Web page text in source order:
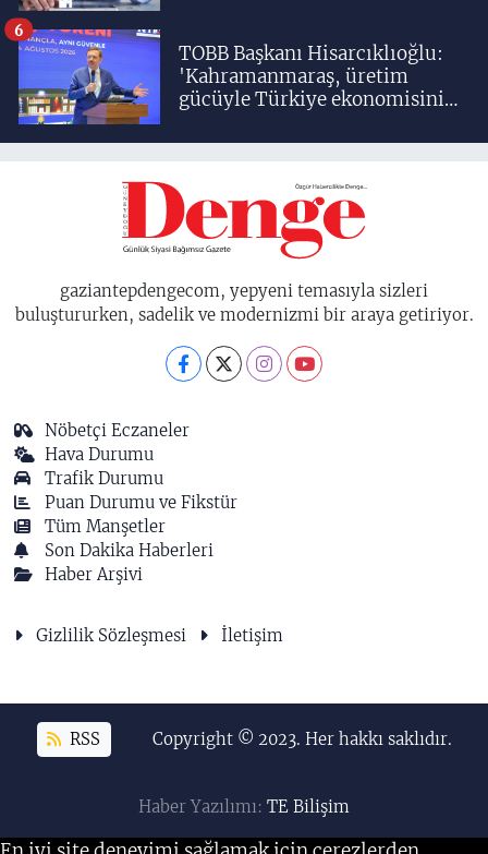
TOBB Başkanı Hisarcıklıoğlu:
'Kahramanmaraş, üretim
gücüyle Türkiye ekonomisinin
birisidir'
6
gaziantepdengecom, yepyeni temasıyla sizleri
buluştururken, sadelik ve modernizmi bir araya getiriyor.
Nöbetçi Eczaneler
Hava Durumu
Trafik Durumu
Puan Durumu ve Fikstür
Tüm Manşetler
Son Dakika Haberleri
Haber Arşivi
Gizlilik Sözleşmesi İletişim
RSS Copyright © 2023. Her hakkı saklıdır.
Haber Yazılımı: TE Bilişim